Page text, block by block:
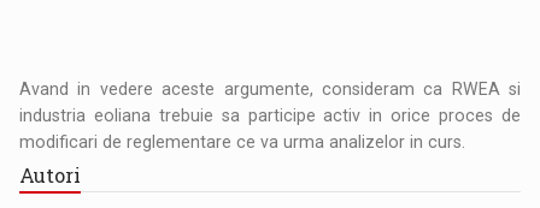
Avand in vedere aceste argumente, consideram ca RWEA si
industria eoliana trebuie sa participe activ in orice proces de
modificari de reglementare ce va urma analizelor in curs.
Autori